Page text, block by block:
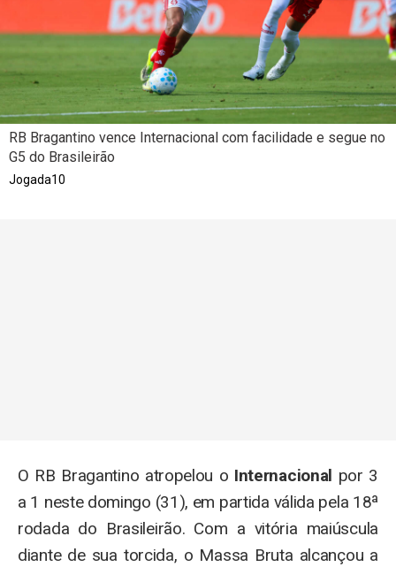
RB Bragantino vence Internacional com facilidade e segue no
G5 do Brasileirão
Jogada10
O RB Bragantino atropelou o Internacional por 3
a 1 neste domingo (31), em partida válida pela 18ª
rodada do Brasileirão. Com a vitória maiúscula
diante de sua torcida, o Massa Bruta alcançou a